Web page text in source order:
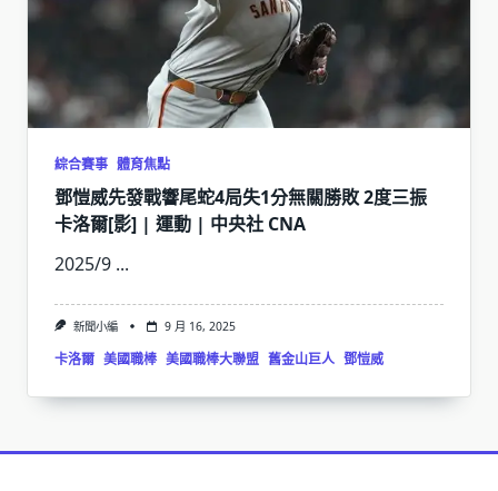
綜合賽事 體育焦點
鄧愷威先發戰響尾蛇4局失1分無關勝敗 2度三振
卡洛爾[影] | 運動 | 中央社 CNA
2025/9 ...
新聞小編 9 月 16, 2025
卡洛爾 美國職棒 美國職棒大聯盟 舊金山巨人 鄧愷威